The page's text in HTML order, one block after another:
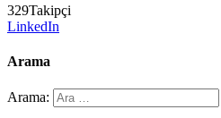
329Takipçi
LinkedIn
Arama
Arama: